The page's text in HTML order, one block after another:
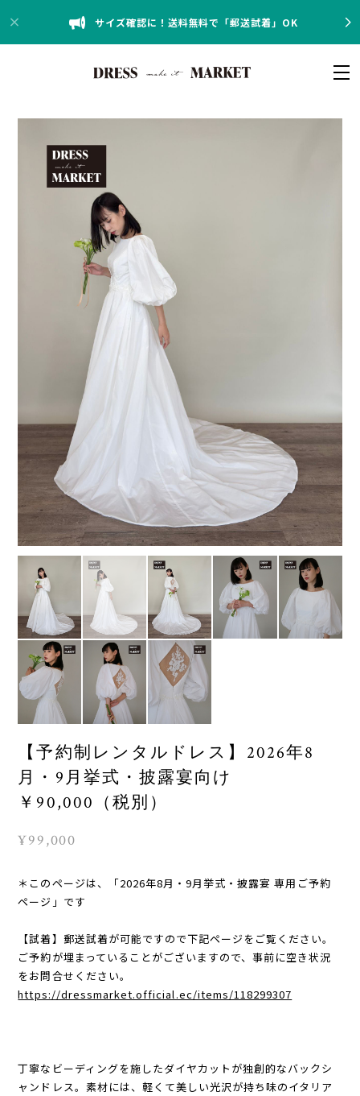
サイズ確認に！送料無料で「郵送試着」OK
【予約制レンタルドレス】2026年8
月・9月挙式・披露宴向け
￥90,000（税別）
¥99,000
＊このページは、「2026年8月・9月挙式・披露宴 専用ご予約
ページ」です
【試着】郵送試着が可能ですので下記ページをご覧ください。
ご予約が埋まっていることがございますので、事前に空き状況
をお問合せください。
https://dressmarket.official.ec/items/118299307
丁寧なビーディングを施したダイヤカットが独創的なバックシ
ャンドレス。素材には、軽くて美しい光沢が持ち味のイタリア